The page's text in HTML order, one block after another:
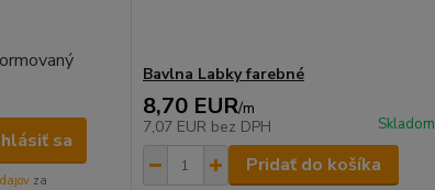
sa
za
Bavlna Labky farebné
8,70 EUR/m
7,07 EUR bez DPH Skladom
Pridať do košíka